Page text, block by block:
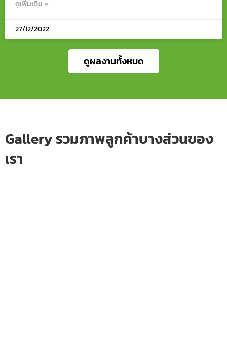
ดูเพิ่มเติม »
27/12/2022
ดูผลงานทั้งหมด
Gallery รวมภาพลูกค้าบางส่วนของ
เรา